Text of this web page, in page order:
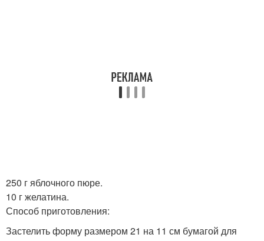
250 г яблочного пюре.
10 г желатина.
Способ приготовления:
Застелить форму размером 21 на 11 см бумагой для